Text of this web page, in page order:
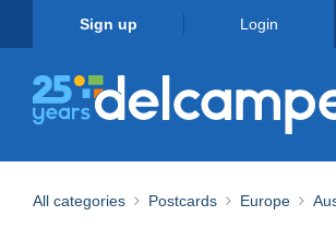
Sign up Login
All categories Postcards Europe